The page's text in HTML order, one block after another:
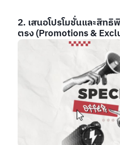
2. เสนอโปรโมชั่นและสิท
ตรง (Promotions &